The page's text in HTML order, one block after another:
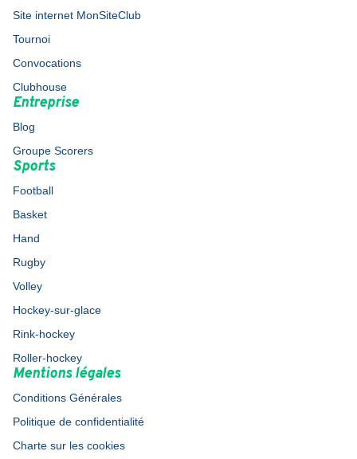
Site internet MonSiteClub
Tournoi
Convocations
Clubhouse
Entreprise
Blog
Groupe Scorers
Sports
Football
Basket
Hand
Rugby
Volley
Hockey-sur-glace
Rink-hockey
Roller-hockey
Mentions légales
Conditions Générales
Politique de confidentialité
Charte sur les cookies